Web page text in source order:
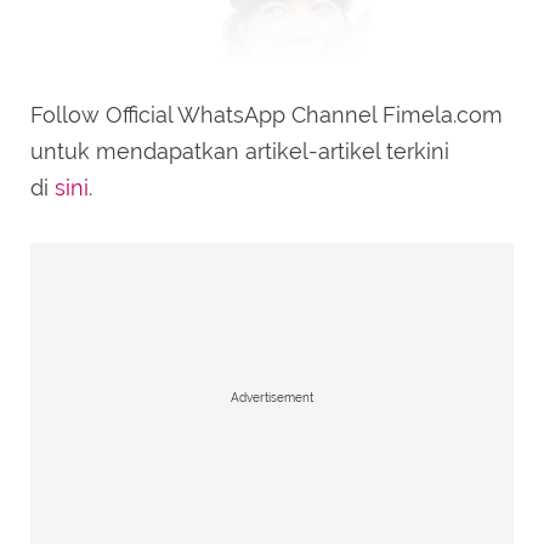
sehingga kulit dapat tahan lebih lama
Follow Official WhatsApp Channel Fimela.com
untuk mendapatkan artikel-artikel terkini
di sini.
Advertisement